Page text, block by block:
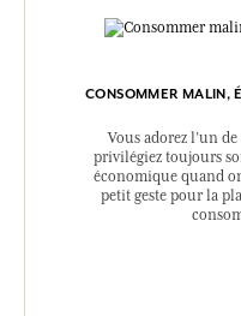
CONSOMMER MALIN,
Vous adorez l’un
privilégiez toujours
économique quand
petit geste pour la